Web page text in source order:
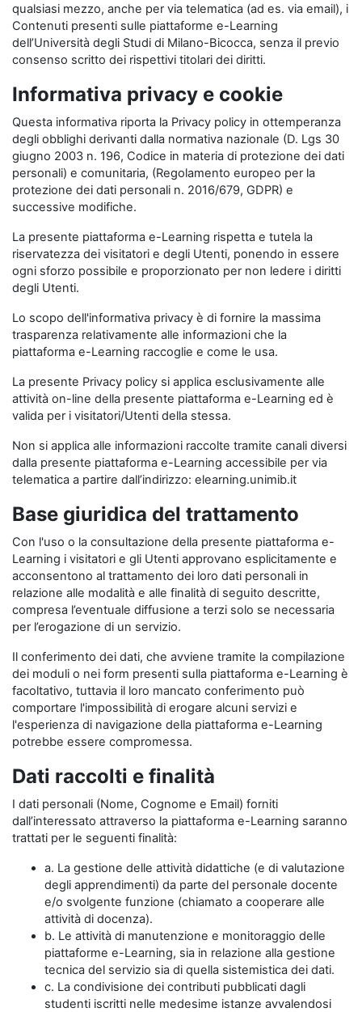
qualsiasi mezzo, anche per via telematica (ad es. via email), i
Contenuti presenti sulle piattaforme e-Learning
dell’Università degli Studi di Milano-Bicocca, senza il previo
consenso scritto dei rispettivi titolari dei diritti.
Informativa privacy e cookie
Questa informativa riporta la Privacy policy in ottemperanza
degli obblighi derivanti dalla normativa nazionale (D. Lgs 30
giugno 2003 n. 196, Codice in materia di protezione dei dati
personali) e comunitaria, (Regolamento europeo per la
protezione dei dati personali n. 2016/679, GDPR) e
successive modifiche.
La presente piattaforma e-Learning rispetta e tutela la
riservatezza dei visitatori e degli Utenti, ponendo in essere
ogni sforzo possibile e proporzionato per non ledere i diritti
degli Utenti.
Lo scopo dell'informativa privacy è di fornire la massima
trasparenza relativamente alle informazioni che la
piattaforma e-Learning raccoglie e come le usa.
La presente Privacy policy si applica esclusivamente alle
attività on-line della presente piattaforma e-Learning ed è
valida per i visitatori/Utenti della stessa.
Non si applica alle informazioni raccolte tramite canali diversi
dalla presente piattaforma e-Learning accessibile per via
telematica a partire dall’indirizzo: elearning.unimib.it
Base giuridica del trattamento
Con l'uso o la consultazione della presente piattaforma e-
Learning i visitatori e gli Utenti approvano esplicitamente e
acconsentono al trattamento dei loro dati personali in
relazione alle modalità e alle finalità di seguito descritte,
compresa l’eventuale diffusione a terzi solo se necessaria
per l’erogazione di un servizio.
Il conferimento dei dati, che avviene tramite la compilazione
dei moduli o nei form presenti sulla piattaforma e-Learning è
facoltativo, tuttavia il loro mancato conferimento può
comportare l'impossibilità di erogare alcuni servizi e
l'esperienza di navigazione della piattaforma e-Learning
potrebbe essere compromessa.
Dati raccolti e finalità
I dati personali (Nome, Cognome e Email) forniti
dall’interessato attraverso la piattaforma e-Learning saranno
trattati per le seguenti finalità:
a. La gestione delle attività didattiche (e di valutazione
degli apprendimenti) da parte del personale docente
e/o svolgente funzione (chiamato a cooperare alle
attività di docenza).
b. Le attività di manutenzione e monitoraggio delle
piattaforme e-Learning, sia in relazione alla gestione
tecnica del servizio sia di quella sistemistica dei dati.
c. La condivisione dei contributi pubblicati dagli
studenti iscritti nelle medesime istanze avvalendosi